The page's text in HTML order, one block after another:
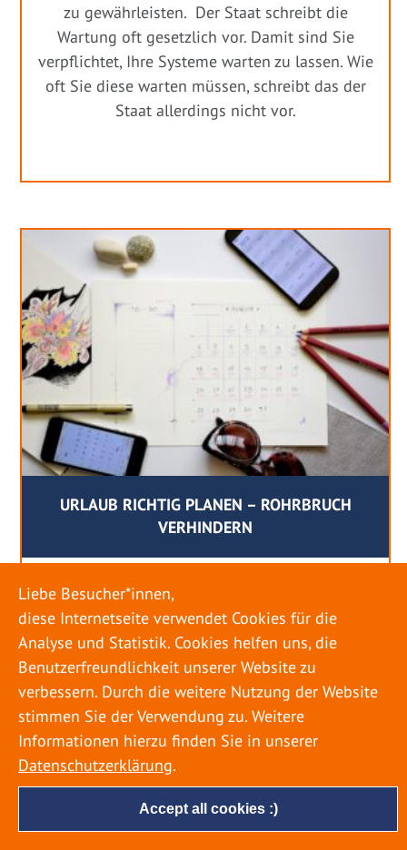
zu gewährleisten. Der Staat schreibt die
Wartung oft gesetzlich vor. Damit sind Sie
verpflichtet, Ihre Systeme warten zu lassen. Wie
oft Sie diese warten müssen, schreibt das der
Staat allerdings nicht vor.
URLAUB RICHTIG PLANEN – ROHRBRUCH
VERHINDERN
18. MAI 2022
Egal ob Sommer oder Winter: Alle Menschen
genießen ihren Urlaub. Dabei zieht es die Einen
weiter weg, die Anderen bleiben dann doch
lieber in der Heimat. Wenn Sie für eine längere
Zeit wegfahren möchten, gibt es einige Dinge zu
beachten, damit nicht anschließend eine böse
Überraschung auf Sie wartet. Um einen
möglichst entspannten Urlaub zu […]
Accept all cookies :)
Liebe Besucher*innen,
diese Internetseite verwendet Cookies für die
Analyse und Statistik. Cookies helfen uns, die
Benutzerfreundlichkeit unserer Website zu
verbessern. Durch die weitere Nutzung der Website
stimmen Sie der Verwendung zu. Weitere
Informationen hierzu finden Sie in unserer
Datenschutzerklärung.